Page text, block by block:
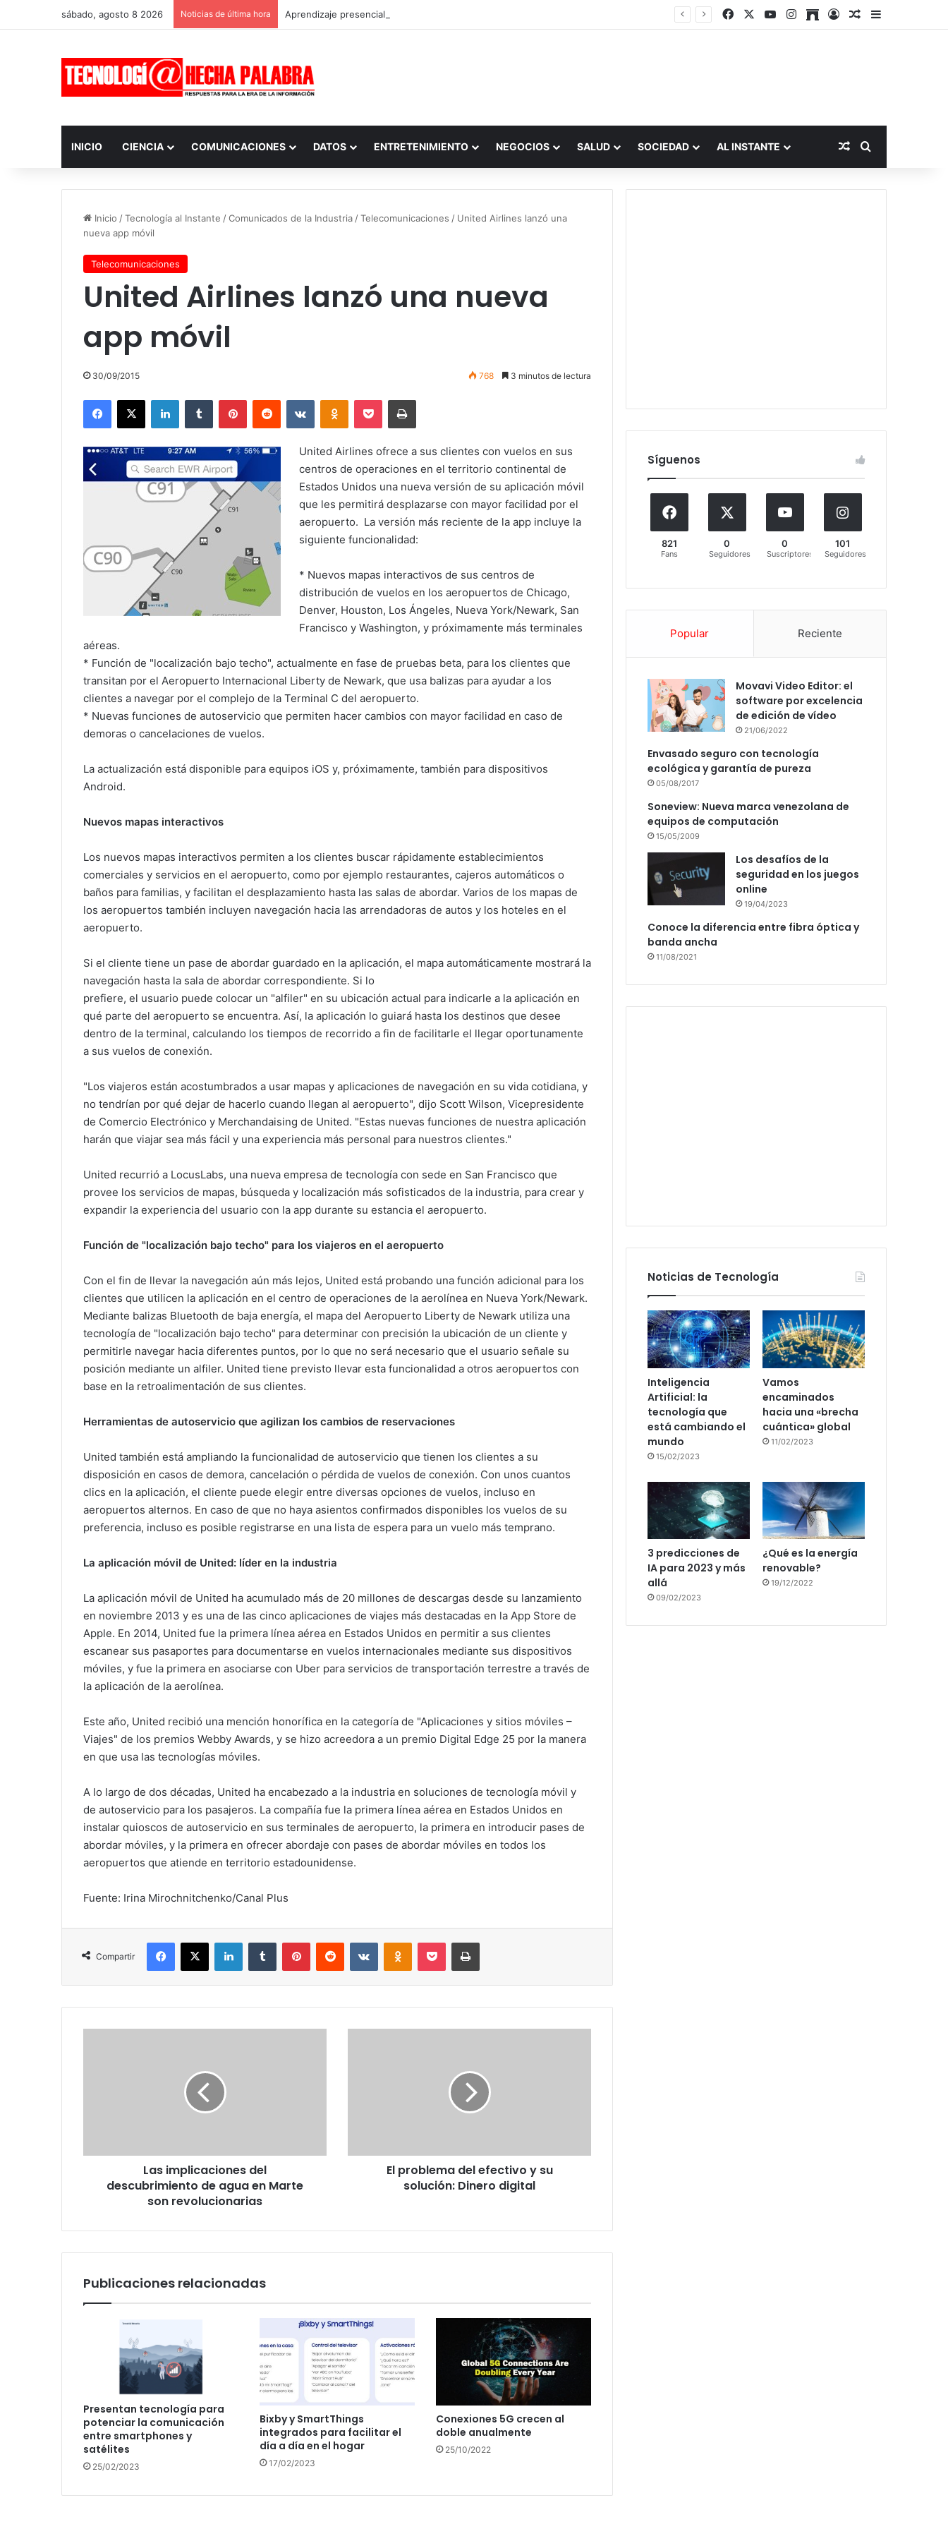
sábado, agosto 8 2026 Noticias de última hora Aprendizaje presencial vs. por internet FacebookYouTubeInstagram
ArchiveAccesoPublicación al
Barra lateral
INICIO CIENCIA COMUNICACIONES DATOS ENTRETENIMIENTO NEGOCIOS SALUD SOCIEDAD AL INSTANTE Publicación al
Buscar por
Inicio /Tecnología al Instante /Comunicados de la Industria /Telecomunicaciones / United Airlines lanzó una
nueva app móvil
Telecomunicaciones
United Airlines lanzó una nueva
app móvil
30/09/2015 768 3 minutos de lectura
Facebook
X LinkedInTumblr PinterestReddit VKontakteOdnoklassniki
Pocket Imprimir
United Airlines ofrece a sus clientes con vuelos en sus
centros de operaciones en el territorio continental de
Estados Unidos una nueva versión de su aplicación móvil
que les permitirá desplazarse con mayor facilidad por el
aeropuerto. La versión más reciente de la app incluye la
siguiente funcionalidad:
* Nuevos mapas interactivos de sus centros de
distribución de vuelos en los aeropuertos de Chicago,
Denver, Houston, Los Ángeles, Nueva York/Newark, San
Francisco y Washington, y próximamente más terminales
aéreas.
* Función de "localización bajo techo", actualmente en fase de pruebas beta, para los clientes que
transitan por el Aeropuerto Internacional Liberty de Newark, que usa balizas para ayudar a los
clientes a navegar por el complejo de la Terminal C del aeropuerto.
* Nuevas funciones de autoservicio que permiten hacer cambios con mayor facilidad en caso de
demoras o cancelaciones de vuelos.
La actualización está disponible para equipos iOS y, próximamente, también para dispositivos
Android.
Nuevos mapas interactivos
Los nuevos mapas interactivos permiten a los clientes buscar rápidamente establecimientos
comerciales y servicios en el aeropuerto, como por ejemplo restaurantes, cajeros automáticos o
baños para familias, y facilitan el desplazamiento hasta las salas de abordar. Varios de los mapas de
los aeropuertos también incluyen navegación hacia las arrendadoras de autos y los hoteles en el
aeropuerto.
Si el cliente tiene un pase de abordar guardado en la aplicación, el mapa automáticamente mostrará la
navegación hasta la sala de abordar correspondiente. Si lo
prefiere, el usuario puede colocar un "alfiler" en su ubicación actual para indicarle a la aplicación en
qué parte del aeropuerto se encuentra. Así, la aplicación lo guiará hasta los destinos que desee
dentro de la terminal, calculando los tiempos de recorrido a fin de facilitarle el llegar oportunamente
a sus vuelos de conexión.
"Los viajeros están acostumbrados a usar mapas y aplicaciones de navegación en su vida cotidiana, y
no tendrían por qué dejar de hacerlo cuando llegan al aeropuerto", dijo Scott Wilson, Vicepresidente
de Comercio Electrónico y Merchandaising de United. "Estas nuevas funciones de nuestra aplicación
harán que viajar sea más fácil y una experiencia más personal para nuestros clientes."
United recurrió a LocusLabs, una nueva empresa de tecnología con sede en San Francisco que
provee los servicios de mapas, búsqueda y localización más sofisticados de la industria, para crear y
expandir la experiencia del usuario con la app durante su estancia el aeropuerto.
Función de "localización bajo techo" para los viajeros en el aeropuerto
Con el fin de llevar la navegación aún más lejos, United está probando una función adicional para los
clientes que utilicen la aplicación en el centro de operaciones de la aerolínea en Nueva York/Newark.
Mediante balizas Bluetooth de baja energía, el mapa del Aeropuerto Liberty de Newark utiliza una
tecnología de "localización bajo techo" para determinar con precisión la ubicación de un cliente y
permitirle navegar hacia diferentes puntos, por lo que no será necesario que el usuario señale su
posición mediante un alfiler. United tiene previsto llevar esta funcionalidad a otros aeropuertos con
base en la retroalimentación de sus clientes.
Herramientas de autoservicio que agilizan los cambios de reservaciones
United también está ampliando la funcionalidad de autoservicio que tienen los clientes a su
disposición en casos de demora, cancelación o pérdida de vuelos de conexión. Con unos cuantos
clics en la aplicación, el cliente puede elegir entre diversas opciones de vuelos, incluso en
aeropuertos alternos. En caso de que no haya asientos confirmados disponibles los vuelos de su
preferencia, incluso es posible registrarse en una lista de espera para un vuelo más temprano.
La aplicación móvil de United: líder en la industria
La aplicación móvil de United ha acumulado más de 20 millones de descargas desde su lanzamiento
en noviembre 2013 y es una de las cinco aplicaciones de viajes más destacadas en la App Store de
Apple. En 2014, United fue la primera línea aérea en Estados Unidos en permitir a sus clientes
escanear sus pasaportes para documentarse en vuelos internacionales mediante sus dispositivos
móviles, y fue la primera en asociarse con Uber para servicios de transportación terrestre a través de
la aplicación de la aerolínea.
Este año, United recibió una mención honorífica en la categoría de "Aplicaciones y sitios móviles –
Viajes" de los premios Webby Awards, y se hizo acreedora a un premio Digital Edge 25 por la manera
en que usa las tecnologías móviles.
A lo largo de dos décadas, United ha encabezado a la industria en soluciones de tecnología móvil y
de autoservicio para los pasajeros. La compañía fue la primera línea aérea en Estados Unidos en
instalar quioscos de autoservicio en sus terminales de aeropuerto, la primera en introducir pases de
abordar móviles, y la primera en ofrecer abordaje con pases de abordar móviles en todos los
aeropuertos que atiende en territorio estadounidense.
Fuente: Irina Mirochnitchenko/Canal Plus
Compartir
Facebook
X LinkedInTumblr PinterestReddit VKontakteOdnoklassniki
Pocket Imprimir
son
revolucionariasLas implicaciones del
descubrimiento de agua en Marte
son revolucionarias
digital
El problema del efectivo y su
solución: Dinero digital
Publicaciones relacionadas
Presentan tecnología para
potenciar la comunicación
entre smartphones y
satélites
25/02/2023
Bixby y SmartThings
integrados para facilitar el
día a día en el hogar
17/02/2023
Conexiones 5G crecen al
doble anualmente
25/10/2022
Síguenos
821
Fans
0
Seguidores
0
Suscriptores
101
Seguidores
Popular Reciente
Movavi Video Editor: el
software por excelencia
de edición de vídeo
21/06/2022
Envasado seguro con tecnología
ecológica y garantía de pureza
05/08/2017
Soneview: Nueva marca venezolana de
equipos de computación
15/05/2009
Los desafíos de la
seguridad en los juegos
online
19/04/2023
Conoce la diferencia entre fibra óptica y
banda ancha
11/08/2021
Noticias de Tecnología
Inteligencia
Artificial: la
tecnología que
está cambiando el
mundo
15/02/2023
Vamos
encaminados
hacia una «brecha
cuántica» global
11/02/2023
3 predicciones de
IA para 2023 y más
allá
09/02/2023
¿Qué es la energía
renovable?
19/12/2022